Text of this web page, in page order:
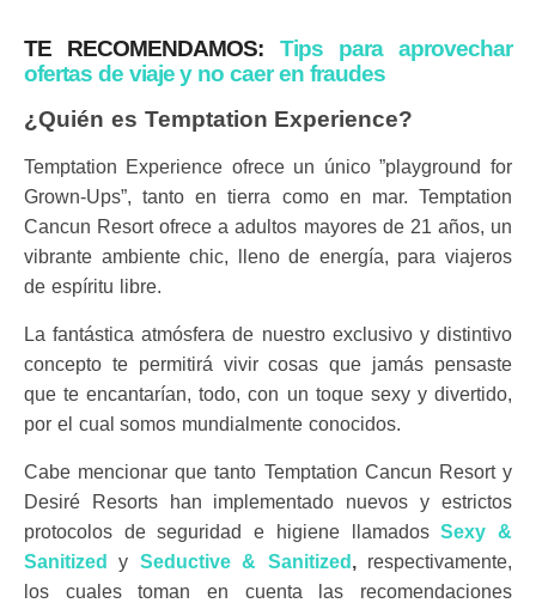
TE RECOMENDAMOS: Tips para aprovechar
ofertas de viaje y no caer en fraudes
¿Quién es Temptation Experience?
Temptation Experience ofrece un único ”playground for
Grown-Ups”, tanto en tierra como en mar. Temptation
Cancun Resort ofrece a adultos mayores de 21 años, un
vibrante ambiente chic, lleno de energía, para viajeros
de espíritu libre.
La fantástica atmósfera de nuestro exclusivo y distintivo
concepto te permitirá vivir cosas que jamás pensaste
que te encantarían, todo, con un toque sexy y divertido,
por el cual somos mundialmente conocidos.
Cabe mencionar que tanto Temptation Cancun Resort y
Desiré Resorts han implementado nuevos y estrictos
protocolos de seguridad e higiene llamadosSexy &
Sanitized
y Seductive & Sanitized ,respectivamente,
los cuales toman en cuenta las recomendaciones